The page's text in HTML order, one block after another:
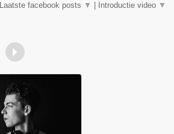
Laatste facebook posts ▼ Introductie video ▼